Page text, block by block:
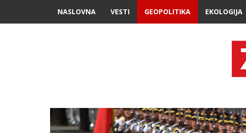
NASLOVNA VESTI GEOPOLITIKA EKOLOGIJA